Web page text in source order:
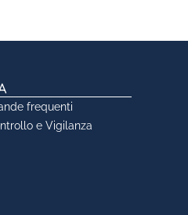
frequenti
e Vigilanza